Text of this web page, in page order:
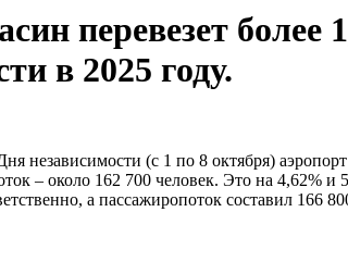
перевезет
в 2025 году.
независимости (с 1 по 8 октября)
– около 162 700 человек. Это на
а пассажиропоток составил 166